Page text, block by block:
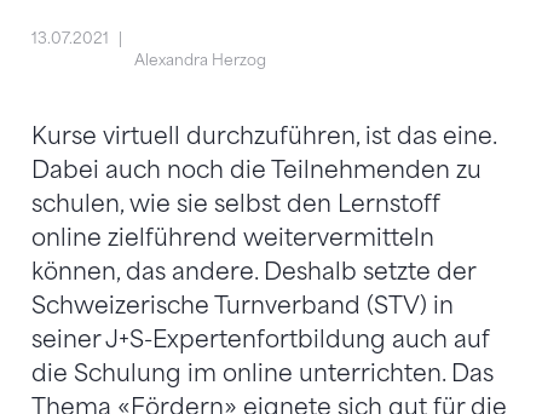
13.07.2021
Alexandra Herzog
Kurse virtuell durchzuführen, ist das eine.
Dabei auch noch die Teilnehmenden zu
schulen, wie sie selbst den Lernstoff
online zielführend weitervermitteln
können, das andere. Deshalb setzte der
Schweizerische Turnverband (STV) in
seiner J+S-Expertenfortbildung auch auf
die Schulung im online unterrichten. Das
Thema «Fördern» eignete sich gut für die